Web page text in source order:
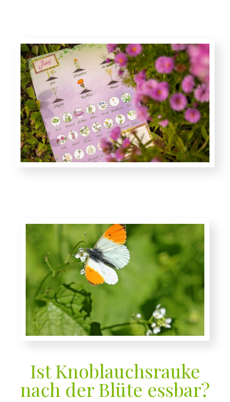
Ist Knoblauchsrauke
nach der Blüte essbar?